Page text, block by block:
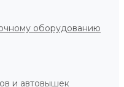
оборудованию
и автовышек